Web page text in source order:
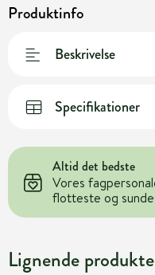
Produktinfo
Beskrivelse
Specifikationer
Altid det bedste
Vores
flotteste og
Lignende